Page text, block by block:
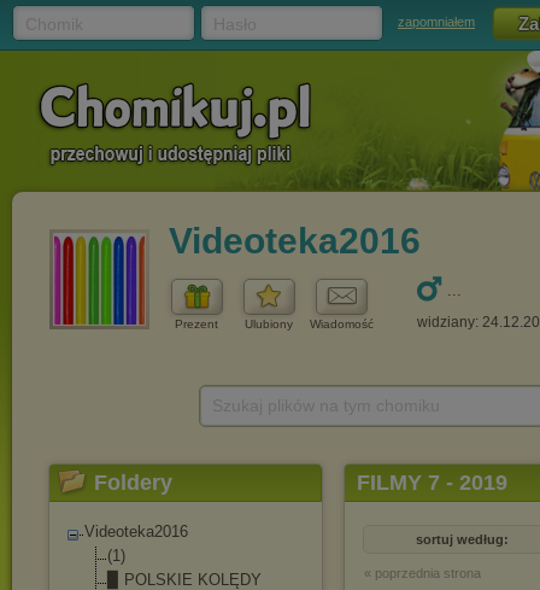
zapomniałem
Videoteka2016
Prezent Ulubiony Wiadomość
...
widziany:
Foldery
Videoteka2016
(1)
▉ POLSKIE KOLĘDY
FILMY 7 - 2019
sortuj według:
« poprzednia strona